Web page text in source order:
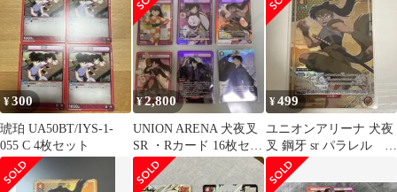
¥300
琥珀 UA50BT/IYS-1-
055 C 4枚セット
¥2,800
UNION ARENA 犬夜叉
SR ・Rカード 16枚セッ
ト
¥499
ユニオンアリーナ 犬夜
叉 鋼牙 sr パラレル カ
ード